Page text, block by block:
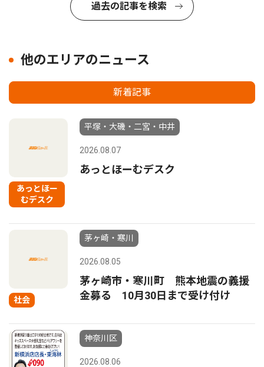
過去の記事を検索
他のエリアのニュース
新着記事
あっとほー
むデスク
平塚・大磯・二宮・中井
2026.08.07
あっとほーむデスク
社会
茅ヶ崎・寒川
2026.08.05
茅ヶ崎市・寒川町 熊本地震の義援
金募る 10月30日まで受け付け
神奈川区
2026.08.06